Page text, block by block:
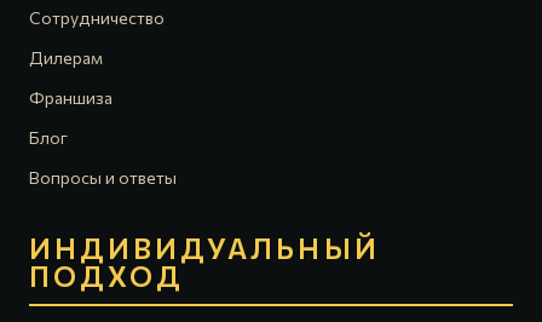
Сотрудничество
Дилерам
Франшиза
Блог
Вопросы и ответы
ИНДИВИДУАЛЬНЫЙ
ПОДХОД